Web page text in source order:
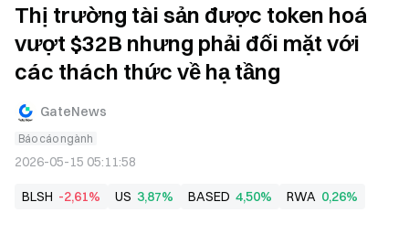
Thị trường tài sản được token hoá
vượt $32B nhưng phải đối mặt với
các thách thức về hạ tầng
GateNews
Báo cáo ngành
2026-05-15 05:11:58
BLSH -2,61% US 3,87% BASED 4,50% RWA 0,26%